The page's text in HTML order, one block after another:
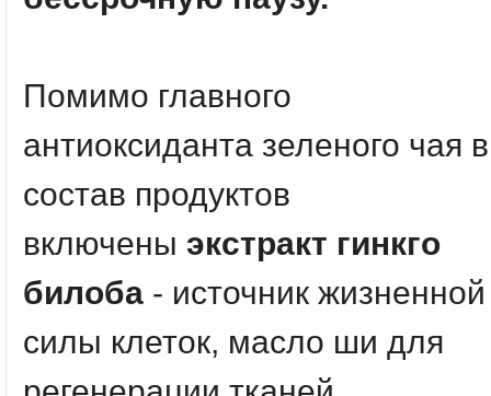
Помимо главного
антиоксиданта зеленого чая в
состав продуктов
включены экстракт гинкго
билоба - источник жизненной
силы клеток, масло ши для